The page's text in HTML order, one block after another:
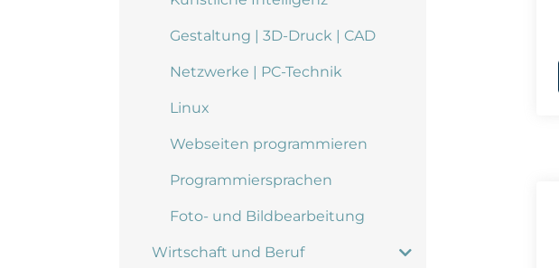
Gestaltung | 3D-Druck | CAD
Netzwerke | PC-Technik
Linux
Webseiten programmieren
Programmiersprachen
Foto- und Bildbearbeitung
Wirtschaft und Beruf